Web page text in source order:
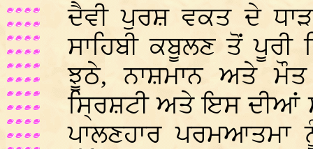
ਦੈਵੀ ਪੁਰਸ਼ ਵਕਤ ਦੇ
ਸਾਹਿਬੀ ਕਬੂਲਣ ਤੋਂ
ਝੂਠੇ, ਨਾਸ਼ਮਾਨ ਅਤੇ
ਸ੍ਰਿਸ਼ਟੀ ਅਤੇ ਇਸ ਦੀਆਂ
ਪਾਲਣਹਾਰ ਪਰਮਆਤਮਾ